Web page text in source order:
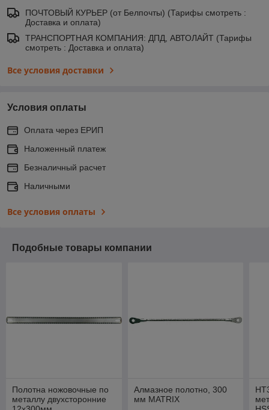
ПОЧТОВЫЙ КУРЬЕР (от Белпочты) (Тарифы смотреть :
Доставка и оплата)
ТРАНСПОРТНАЯ КОМПАНИЯ: ДПД, АВТОЛАЙТ (Тарифы
смотреть : Доставка и оплата)
Все условия доставки
Условия оплаты
Оплата через ЕРИП
Наложенный платеж
Безналичный расчет
Наличными
Все условия оплаты
Подобные товары компании
Полотна ножовочные по
металлу двухсторонние
Алмазное полотно, 300
мм MATRIX